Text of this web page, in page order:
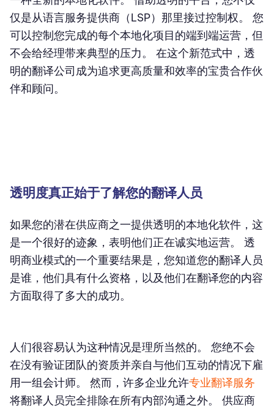
仅是从语言服务提供商（LSP）那里接过控制权。 您
可以控制您完成的每个本地化项目的端到端运营，但
不会给经理带来典型的压力。 在这个新范式中，透
明的翻译公司成为追求更高质量和效率的宝贵合作伙
伴和顾问。
透明度真正始于了解您的翻译人员
如果您的潜在供应商之一提供透明的本地化软件，这
是一个很好的迹象，表明他们正在诚实地运营。 透
明商业模式的一个重要结果是，您知道您的翻译人员
是谁，他们具有什么资格，以及他们在翻译您的内容
方面取得了多大的成功。
人们很容易认为这种情况是理所当然的。 您绝不会
在没有验证团队的资质并亲自与他们互动的情况下雇
用一组会计师。 然而，许多企业允许专业翻译服务
将翻译人员完全排除在所有内部沟通之外。 供应商